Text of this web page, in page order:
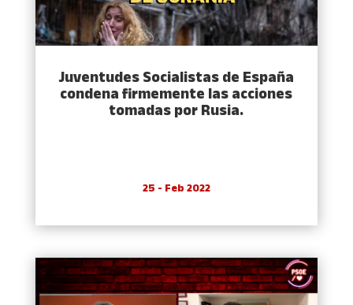
Juventudes Socialistas de España
condena firmemente las acciones
tomadas por Rusia.
25 - Feb 2022